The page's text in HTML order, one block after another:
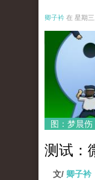
卿子衿 在 星期
untitled.jpg
图：梦晨伤
测试：
文/ 卿子衿